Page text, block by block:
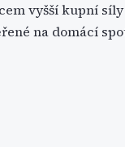
vyšší kupní
na domácí